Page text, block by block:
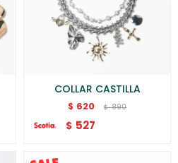
COLLAR CASTILLA
$ 620 $ 890
$ 527